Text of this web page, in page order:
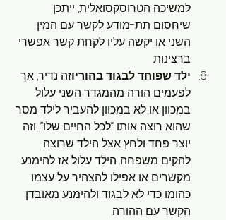
למשיכה הטרוסקסואלית, ייתכן
שיחסום תת-מודע לקשר עם המין
השני או יקשה עליו לקחת קשר אפשרי
ברצינות.
ילד שפוחד לבגוד בהוריוזה נדיר, אך
לפעמים הורה מהמגדר השני עלול
במכוון או לא במכוון להעביר לילד מסר
שהוא רוצה אותו “לכל החיים שלו”, וזה
יוצר פחד ולחץ אצל הילד שרוצה
להקים משפחה. הילד עלול אז להימנע
מקשרים או אפילו להצהיר על עצמו
כהומו כדי לא לבגוד ולהימנע מאובדן
הקשר עם ההורה.